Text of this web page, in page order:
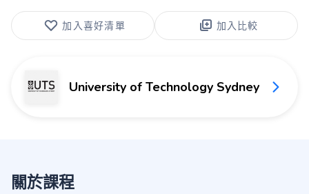
加入喜好清單 加入比較
University of Technology Sydney
關於課程